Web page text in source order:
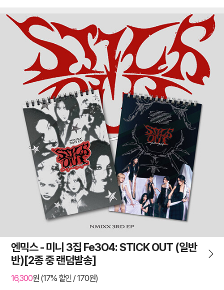
엔믹스 - 미니 3집 Fe3O4: STICK OUT (일반
반)[2종 중 랜덤발송]
16,300원 (17% 할인 / 170원)